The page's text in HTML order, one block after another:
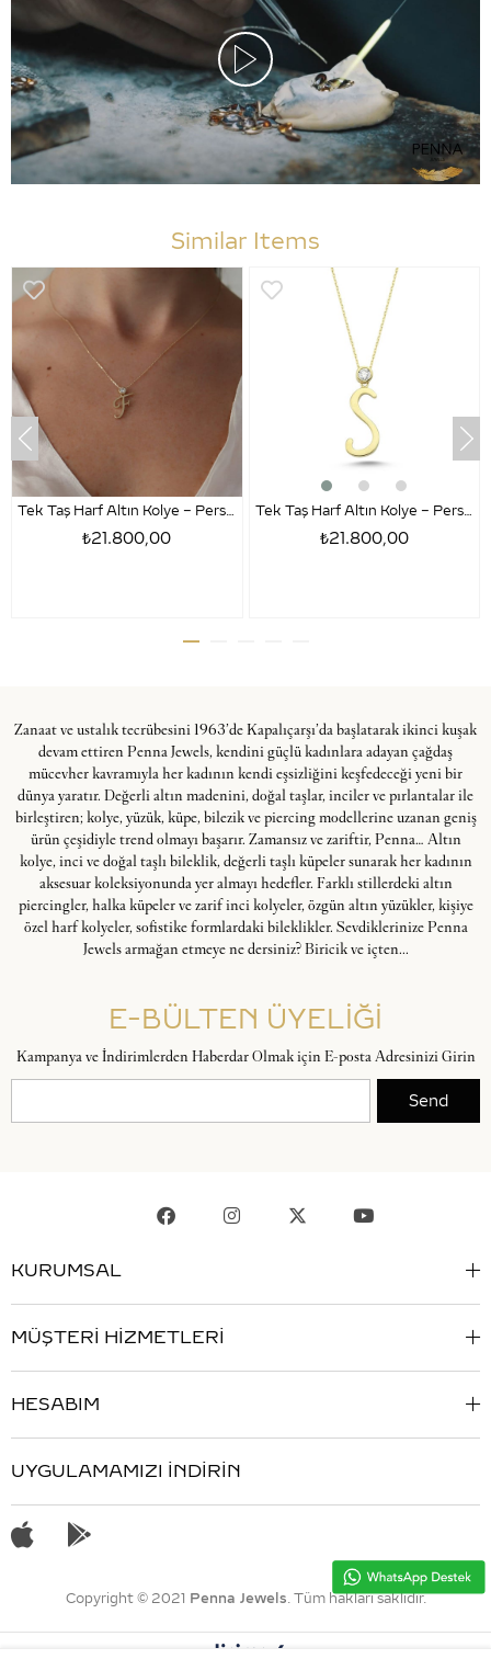
Similar Items
Tek Taş Harf Altın Kolye – Persona F Harfi
₺21.800,00
Tek Taş Harf Altın Kolye – Persona S Harfi
₺21.800,00
Zanaat ve ustalık tecrübesini 1963’de Kapalıçarşı’da başlatarak ikinci kuşak
devam ettiren Penna Jewels, kendini güçlü kadınlara adayan çağdaş
mücevher kavramıyla her kadının kendi eşsizliğini keşfedeceği yeni bir
dünya yaratır. Değerli altın madenini, doğal taşlar, inciler ve pırlantalar ile
birleştiren; kolye, yüzük, küpe, bilezik ve piercing modellerine uzanan geniş
ürün çeşidiyle trend olmayı başarır. Zamansız ve zariftir, Penna… Altın
kolye, inci ve doğal taşlı bileklik, değerli taşlı küpeler sunarak her kadının
aksesuar koleksiyonunda yer almayı hedefler. Farklı stillerdeki altın
piercingler, halka küpeler ve zarif inci kolyeler, özgün altın yüzükler, kişiye
özel harf kolyeler, sofistike formlardaki bileklikler. Sevdiklerinize Penna
Jewels armağan etmeye ne dersiniz? Biricik ve içten...
E-BÜLTEN ÜYELİĞİ
Kampanya ve İndirimlerden Haberdar Olmak için E-posta Adresinizi Girin
Send
KURUMSAL
MÜŞTERİ HİZMETLERİ
HESABIM
UYGULAMAMIZI İNDİRİN
Copyright © 2021 Penna Jewels. Tüm hakları saklıdır.